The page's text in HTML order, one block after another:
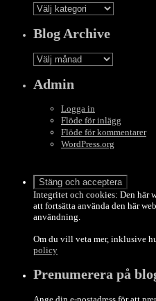
Categories
Blog Archive
Blog
Archive
Admin
Logga in
Flöde för inlägg
Flöde för kommentarer
WordPress.org
Integritet och cookies: Den här
att fortsätta använda den här
användning.
Om du vill veta mer, inklusive
policy
Prenumerera på